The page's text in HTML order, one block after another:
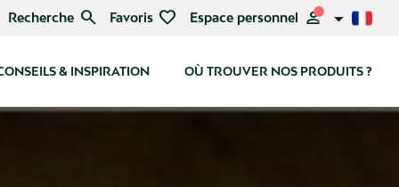
Recherche search Favoris favorite Espace personnel person
& INSPIRATION OÙ TROUVER NOS PRODUITS ?